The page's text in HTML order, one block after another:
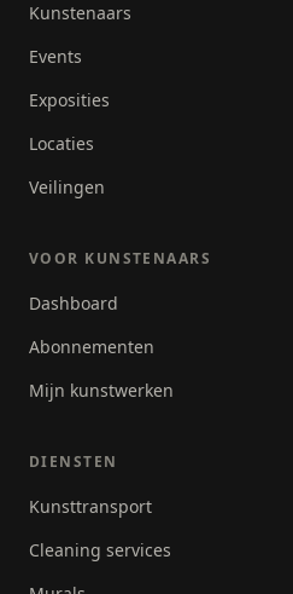
Kunstenaars
Events
Exposities
Locaties
Veilingen
VOOR KUNSTENAARS
Dashboard
Abonnementen
Mijn kunstwerken
DIENSTEN
Kunsttransport
Cleaning services